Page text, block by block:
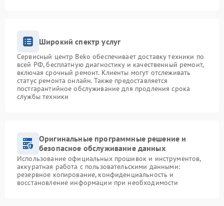
Широкий спектр услуг
Сервисный центр Beko обеспечивает доставку техники по
всей РФ, бесплатную диагностику и качественный ремонт,
включая срочный ремонт. Клиенты могут отслеживать
статус ремонта онлайн. Также предоставляется
постгарантийное обслуживание для продления срока
службы техники
Оригинальные программные решение и
безопасное обслуживание данных
Использование официальных прошивок и инструментов,
аккуратная работа с пользовательскими данными:
резервное копирование, конфиденциальность и
восстановление информации при необходимости